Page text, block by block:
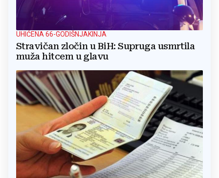
UHIĆENA 66-GODIŠNJAKINJA
Stravičan zločin u BiH: Supruga usmrtila
muža hitcem u glavu